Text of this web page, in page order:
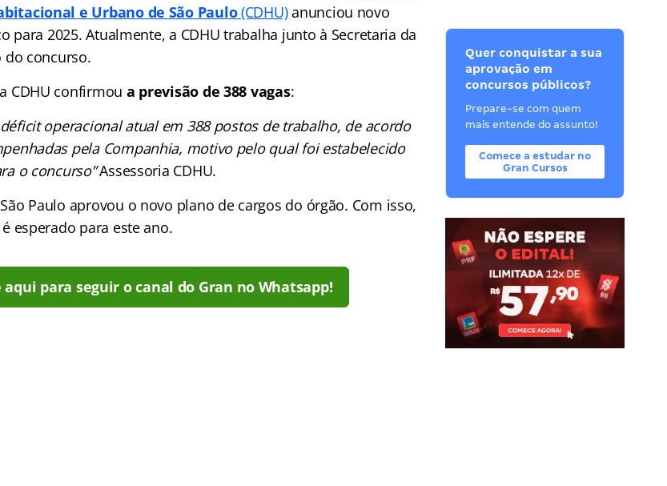
e Urbano de São Paulo(CDHU)anunciou novo
para 2025. Atualmente, a CDHU trabalha junto à Secretaria da
do concurso.
CDHU confirmou a previsão de 388 vagas:
operacional atual em 388 postos de trabalho, de acordo
pela Companhia, motivo pelo qual foi estabelecido
o concurso”Assessoria CDHU.
Paulo aprovou o novo plano de cargos do órgão. Com isso,
esperado para este ano.
aqui para seguir o canal do Gran no Whatsapp!
Quer conquistar a sua
aprovação em
concursos públicos?
Prepare-se com quem
mais entende do assunto!
Comece a estudar no
Gran Cursos